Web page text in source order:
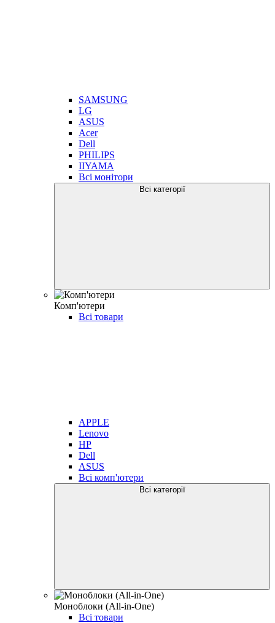
SAMSUNG
LG
ASUS
Acer
Dell
PHILIPS
IIYAMA
Всі монітори
Всі категорії
Комп'ютери
Всі товари
APPLE
Lenovo
HP
Dell
ASUS
Всі комп'ютери
Всі категорії
Моноблоки (All-in-One)
Всі товари